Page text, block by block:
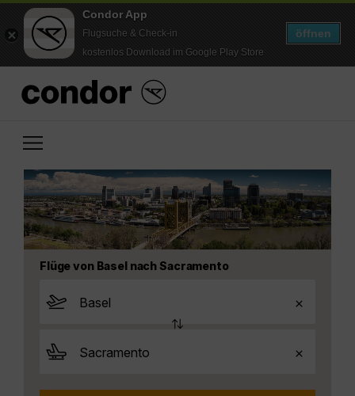
Condor App
Flugsuche & Check-in
kostenlos Download im Google Play Store
öffnen
Flüge von Basel nach Sacramento